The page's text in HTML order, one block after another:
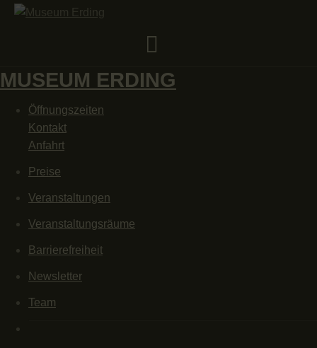
MUSEUM ERDING
Öffnungszeiten
Kontakt
Anfahrt
Preise
Veranstaltungen
Veranstaltungsräume
Barrierefreiheit
Newsletter
Team